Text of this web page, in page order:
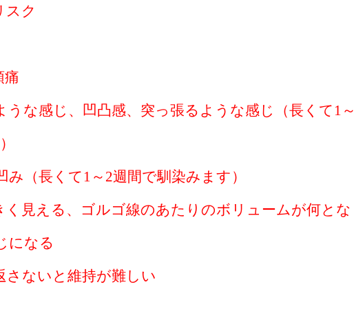
スク
痛
うな感じ、凹凸感、突っ張るような感じ（長くて1～
み（長くて1～2週間で馴染みます）
く見える、ゴルゴ線のあたりのボリュームが何とな
になる
さないと維持が難しい